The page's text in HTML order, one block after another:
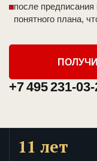
после
понятного плана,
+7 495 231-
11 лет